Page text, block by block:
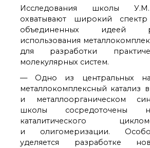
Исследования школы
охватывают широкий спектр
объединенных идеей
использования
для разработки
молекулярных систем.
— Одно из центральных
металлокомплексный катализ
и металлоорганическом
школы сосредоточены
каталитического
и олигомеризации.
уделяется разработке